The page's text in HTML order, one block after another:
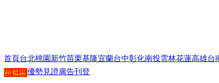
首頁台北桃園 新竹苗栗基隆宜蘭台中彰化南投雲林花蓮高雄台
優勢見證廣告刊登